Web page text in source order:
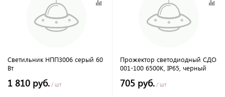
Светильник НПП3006 серый 60
Вт
1 810 руб. / шт
Прожектор светодиодный СДО
001-100 6500К, IP65, черный
705 руб. / шт